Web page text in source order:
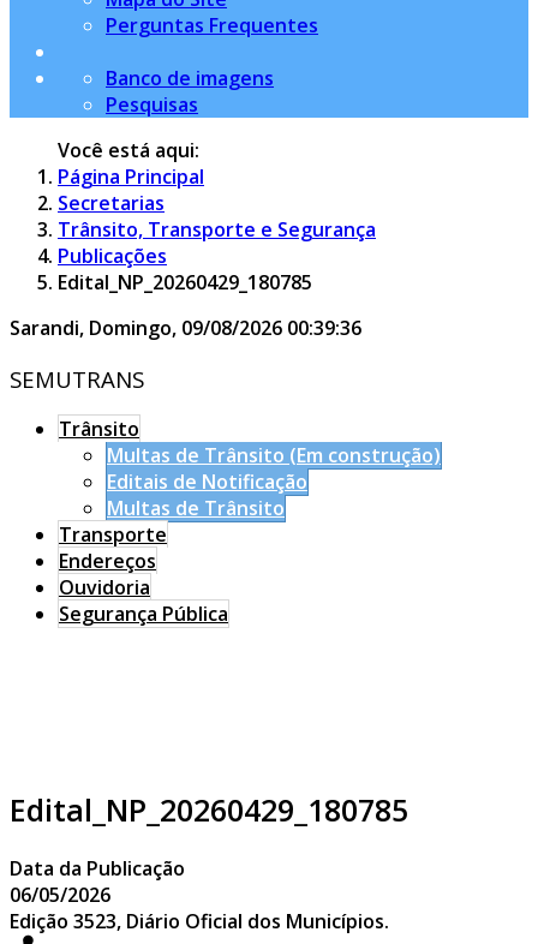
Perguntas Frequentes
Banco de imagens
Pesquisas
Você está aqui:
Página Principal
Secretarias
Trânsito, Transporte e Segurança
Publicações
Edital_NP_20260429_180785
Sarandi, Domingo, 09/08/2026 00:39:37
SEMUTRANS
Trânsito
Multas de Trânsito (Em construção)
Editais de Notificação
Multas de Trânsito
Transporte
Endereços
Ouvidoria
Segurança Pública
Edital_NP_20260429_180785
Data da Publicação
06/05/2026
Edição 3523, Diário Oficial dos Municípios.